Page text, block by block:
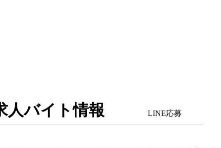
人バイト情報 LINE応募